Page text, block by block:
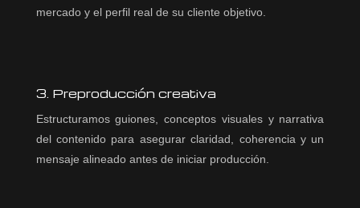
mercado y el perfil real de su cliente objetivo.
3. Preproducción creativa
Estructuramos guiones, conceptos visuales y narrativa
del contenido para asegurar claridad, coherencia y un
mensaje alineado antes de iniciar producción.